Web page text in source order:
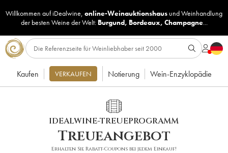
Willkommen auf iDealwine, online-Weinauktionshaus undWeinhandlung
der besten Weine der Welt: Burgund, Bordeaux, Champagne...
Kaufen VERKAUFEN Notierung Wein-Enzyklopädie
IDEALWINE-TREUEPROGRAMM
Treueangebot
Erhalten Sie Rabatt-Coupons bei jedem Einkauf!